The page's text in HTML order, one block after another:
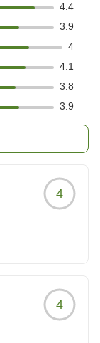
4.4
3.9
4
4.1
3.8
3.9
4
4